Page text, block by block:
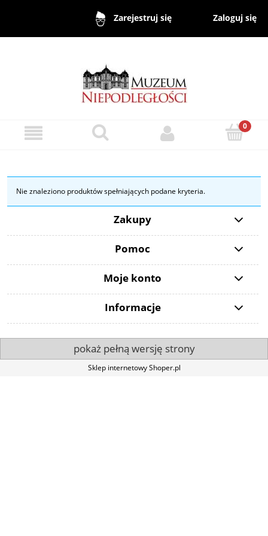
Zarejestruj się Zaloguj się
Nie znaleziono produktów spełniających podane kryteria.
Zakupy
Pomoc
Moje konto
Informacje
pokaż pełną wersję strony
Sklep internetowy Shoper.pl